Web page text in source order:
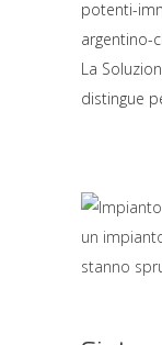
potenti-
argentino-
La
distingue